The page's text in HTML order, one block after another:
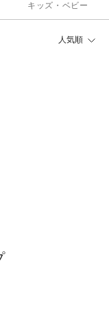
キッズ・ベビー
人気順